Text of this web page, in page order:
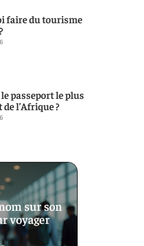
faire du tourisme
passeport le plus
l’Afrique ?
sur son
voyager